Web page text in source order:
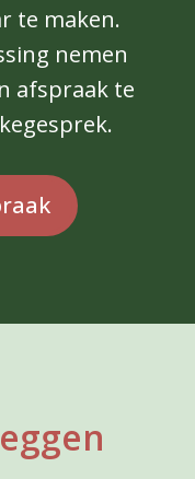
te maken.
nemen
afspraak te